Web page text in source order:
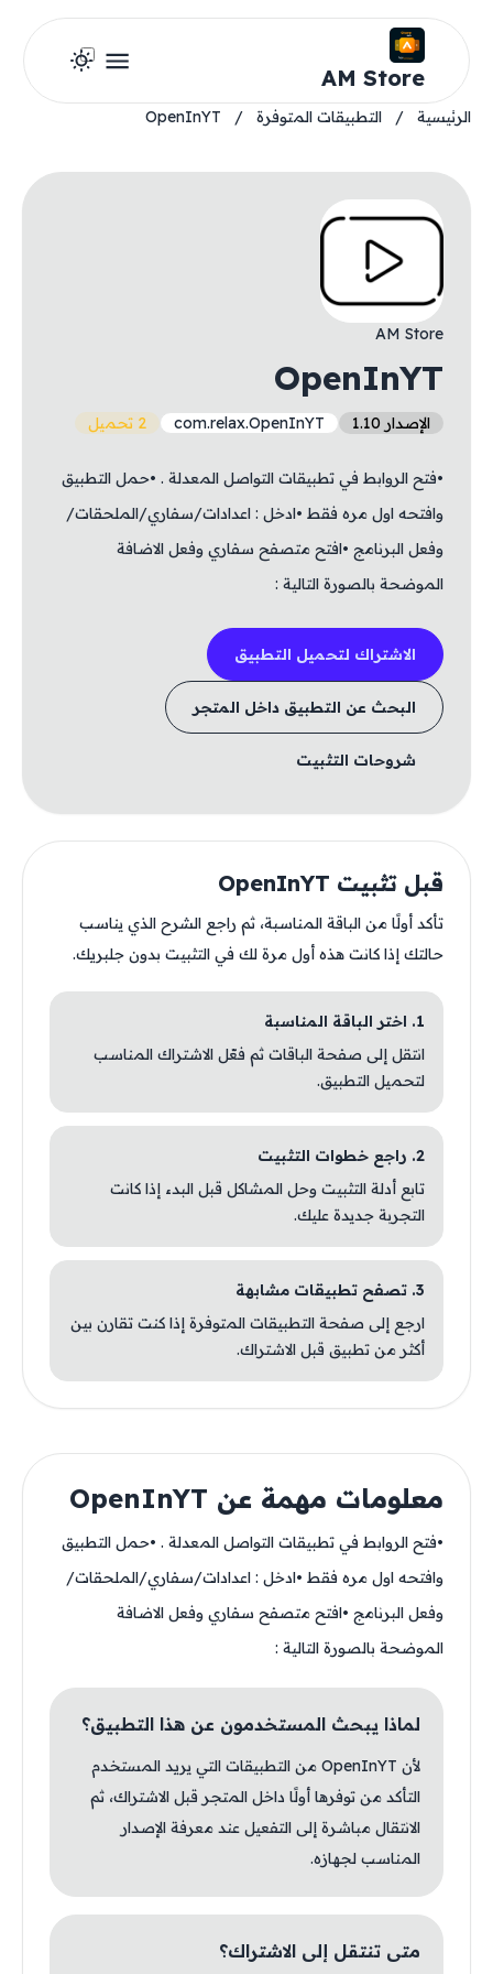
AM Store
الرئيسية / التطبيقات المتوفرة /
OpenInYT
AM Store
OpenInYT
الإصدار 1.10 com.relax.OpenInYT 2 تحميل
•فتح الروابط في تطبيقات التواصل المعدلة . •حمل التطبيق
وافتحه اول مره فقط •ادخل : اعدادات/سفاري/الملحقات/
وفعل البرنامج •افتح متصفح سفاري وفعل الاضافة
الموضحة بالصورة التالية :
الاشتراك لتحميل التطبيق
البحث عن التطبيق داخل المتجر
شروحات التثبيت
قبل تثبيت OpenInYT
تأكد أولًا من الباقة المناسبة، ثم راجع الشرح الذي يناسب
حالتك إذا كانت هذه أول مرة لك في التثبيت بدون جلبريك.
1. اختر الباقة المناسبة
انتقل إلى صفحة الباقات ثم فعّل الاشتراك المناسب
لتحميل التطبيق.
2. راجع خطوات التثبيت
تابع أدلة التثبيت وحل المشاكل قبل البدء إذا كانت
التجربة جديدة عليك.
3. تصفح تطبيقات مشابهة
ارجع إلى صفحة التطبيقات المتوفرة إذا كنت تقارن بين
أكثر من تطبيق قبل الاشتراك.
معلومات مهمة عن OpenInYT
•فتح الروابط في تطبيقات التواصل المعدلة . •حمل التطبيق
وافتحه اول مره فقط •ادخل : اعدادات/سفاري/الملحقات/
وفعل البرنامج •افتح متصفح سفاري وفعل الاضافة
الموضحة بالصورة التالية :
لماذا يبحث المستخدمون عن هذا التطبيق؟
لأن OpenInYT من التطبيقات التي يريد المستخدم
التأكد من توفرها أولًا داخل المتجر قبل الاشتراك، ثم
الانتقال مباشرة إلى التفعيل عند معرفة الإصدار
المناسب لجهازه.
متى تنتقل إلى الاشتراك؟